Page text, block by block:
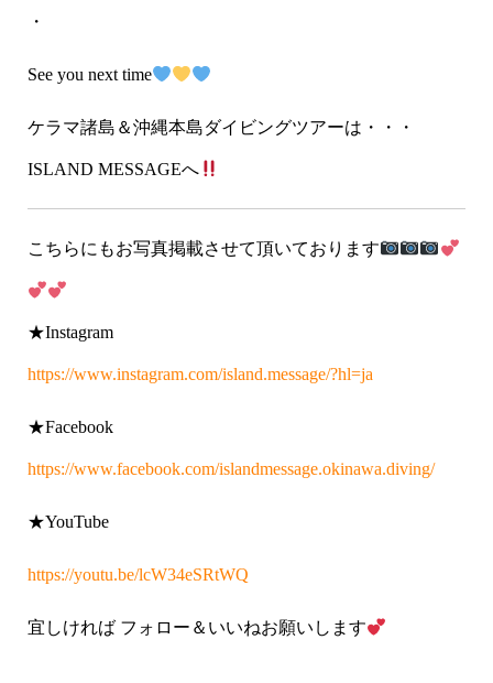
・
See you next time
ケラマ諸島＆沖縄本島ダイビングツアーは・・・
ISLAND MESSAGEへ
こちらにもお写真掲載させて頂いております
★Instagram
https://www.instagram.com/island.message/?hl=ja
★Facebook
https://www.facebook.com/islandmessage.okinawa.diving/
★YouTube
https://youtu.be/lcW34eSRtWQ
宜しければ フォロー＆いいねお願いします